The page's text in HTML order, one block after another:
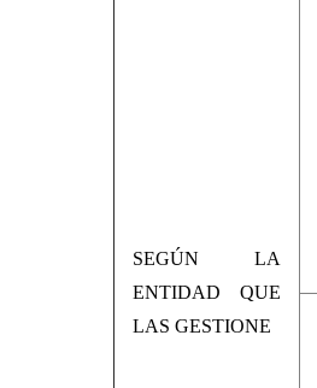
SEGÚN LA
ENTIDAD QUE
LAS GESTIONE